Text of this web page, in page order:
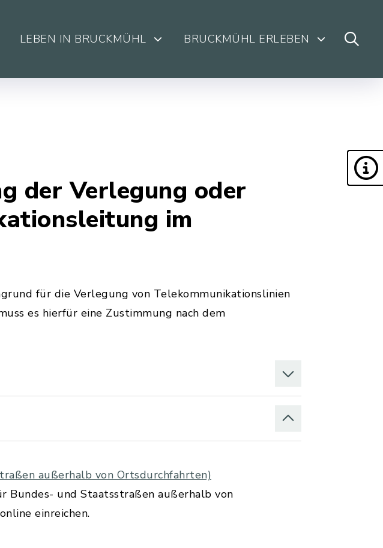
LEBEN IN BRUCKMÜHL BRUCKMÜHL ERLEBEN
der Verlegung oder
im
für die Verlegung von Telekommunikationslinien
es hierfür eine Zustimmung nach dem
außerhalb von Ortsdurchfahrten)
Bundes- und Staatsstraßen außerhalb von
einreichen.